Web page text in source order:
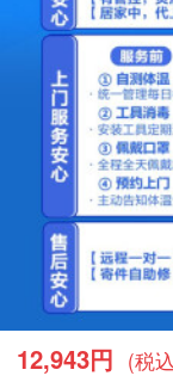
12,943円 (税